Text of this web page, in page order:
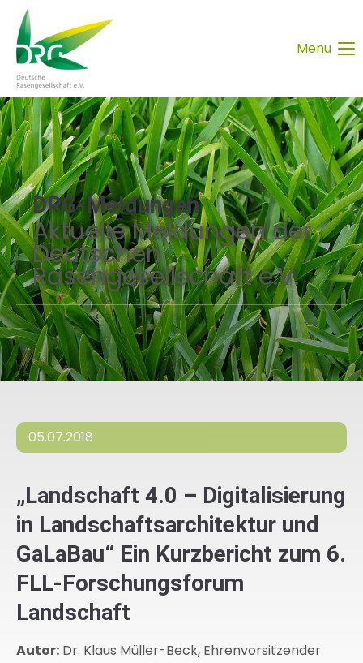
Menu
DRG-Meldungen
Aktuelle Meldungen der
Deutschen
Rasengesellschaft e.V.
05.07.2018
„Landschaft 4.0 – Digitalisierung
in Landschaftsarchitektur und
GaLaBau“ Ein Kurzbericht zum 6.
FLL-Forschungsforum
Landschaft
Autor: Dr. Klaus Müller-Beck, Ehrenvorsitzender